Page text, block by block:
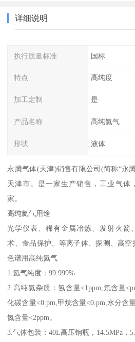
详细说明
执行质量标准 国标
特点 高纯度
加工定制 是
产品名称 高纯氦气
形状 液体
永腾气体(天津)销售有限公司(简称“永
天津市。是一家生产销售，工业气体
家。
高纯氦气用途
光学仪表、稀有金属冶炼、发射火箭
术、食品保护、等离子体、探测、高
色谱用高纯氦气
1.氦气纯度：99.999%
2.高纯氦杂质：氢含量<1ppm,氖含量
化碳含量<0.pm,甲烷含量<0.pm,水分含
氮含量<2ppm。
3.气体包装：40L高压钢瓶，14.5MPa，